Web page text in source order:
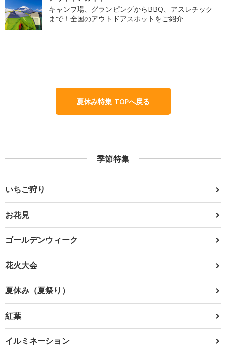
キャンプ場、グランピングからBBQ、アスレチック
まで！全国のアウトドアスポットをご紹介
夏休み特集 TOPへ戻る
季節特集
いちご狩り
お花見
ゴールデンウィーク
花火大会
夏休み（夏祭り）
紅葉
イルミネーション